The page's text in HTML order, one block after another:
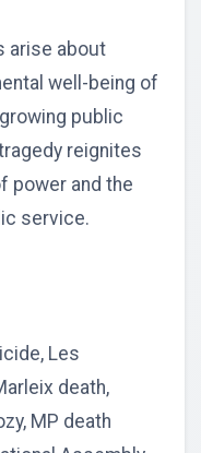
arise about
well-being of
public
reignites
power and the
service.
Les
death,
MP death